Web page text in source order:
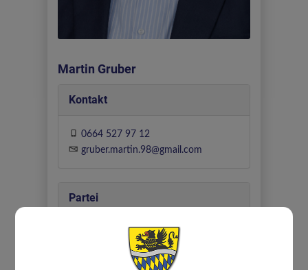
Martin Gruber
Kontakt
0664 527 97 12
gruber.martin.98@gmail.com
Partei